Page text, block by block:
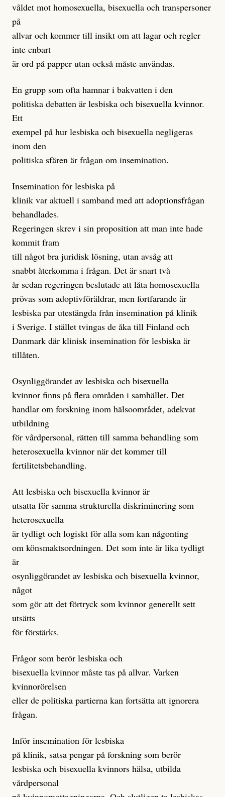
våldet mot homosexuella, bisexuella och transpersoner
på
allvar och kommer till insikt om att lagar och regler
inte enbart
är ord på papper utan också måste användas.
En grupp som ofta hamnar i bakvatten i den
politiska debatten är lesbiska och bisexuella kvinnor.
Ett
exempel på hur lesbiska och bisexuella negligeras
inom den
politiska sfären är frågan om insemination.
Insemination för lesbiska på
klinik var aktuell i samband med att adoptionsfrågan
behandlades.
Regeringen skrev i sin proposition att man inte hade
kommit fram
till något bra juridisk lösning, utan avsåg att
snabbt återkomma i frågan. Det är snart två
år sedan regeringen beslutade att låta homosexuella
prövas som adoptivföräldrar, men fortfarande är
lesbiska par utestängda från insemination på klinik
i Sverige. I stället tvingas de åka till Finland och
Danmark där klinisk insemination för lesbiska är
tillåten.
Osynliggörandet av lesbiska och bisexuella
kvinnor finns på flera områden i samhället. Det
handlar om forskning inom hälsoområdet, adekvat
utbildning
för vårdpersonal, rätten till samma behandling som
heterosexuella kvinnor när det kommer till
fertilitetsbehandling.
Att lesbiska och bisexuella kvinnor är
utsatta för samma strukturella diskriminering som
heterosexuella
är tydligt och logiskt för alla som kan någonting
om könsmaktsordningen. Det som inte är lika tydligt
är
osynliggörandet av lesbiska och bisexuella kvinnor,
något
som gör att det förtryck som kvinnor generellt sett
utsätts
för förstärks.
Frågor som berör lesbiska och
bisexuella kvinnor måste tas på allvar. Varken
kvinnorörelsen
eller de politiska partierna kan fortsätta att ignorera
frågan.
Inför insemination för lesbiska
på klinik, satsa pengar på forskning som berör
lesbiska och bisexuella kvinnors hälsa, utbilda
vårdpersonal